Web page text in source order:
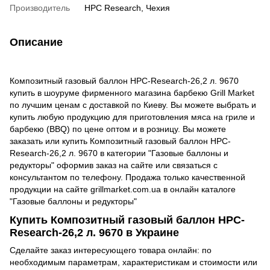
Производитель HPC Research, Чехия
Описание
Композитный газовый баллон HPC-Research-26,2 л. 9670
купить в шоуруме фирменного магазина барбекю Grill Market
по лучшим ценам с доставкой по Киеву. Вы можете выбрать и
купить любую продукцию для приготовления мяса на гриле и
барбекю (BBQ) по цене оптом и в розницу. Вы можете
заказать или купить Композитный газовый баллон HPC-
Research-26,2 л. 9670 в категории "Газовые баллоны и
редукторы" оформив заказ на сайте или связаться с
консультантом по телефону. Продажа только качественной
продукции на сайте grillmarket.com.ua в онлайн каталоге
"Газовые баллоны и редукторы"
Купить Композитный газовый баллон HPC-
Research-26,2 л. 9670 в Украине
Сделайте заказ интересующего товара онлайн: по
необходимым параметрам, характеристикам и стоимости или